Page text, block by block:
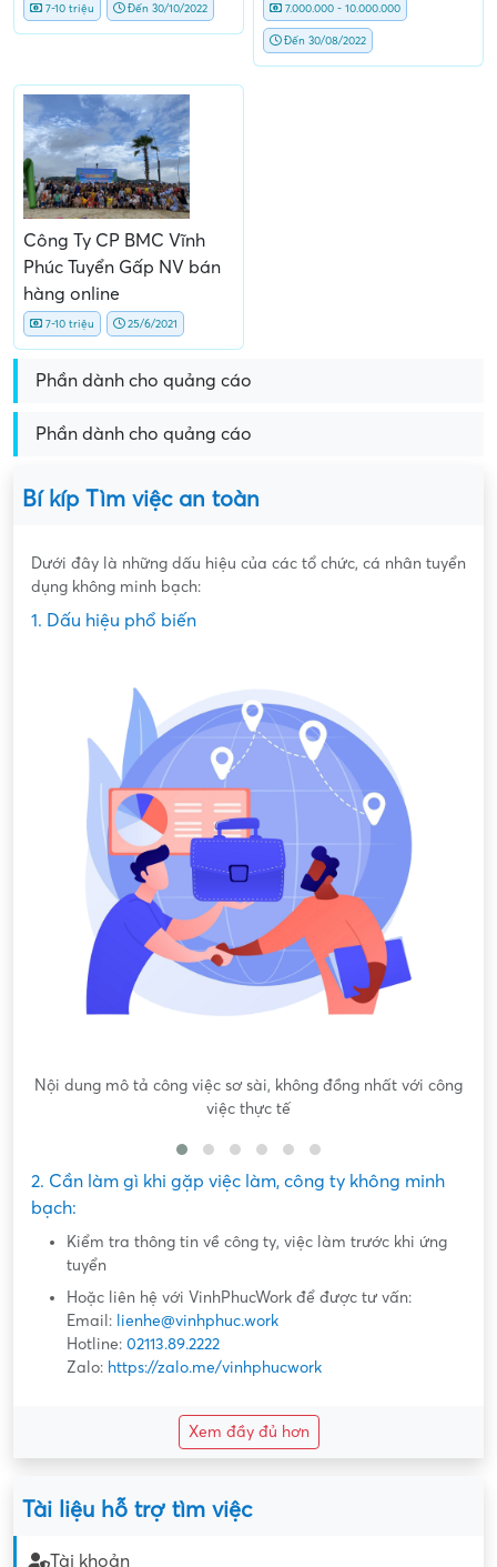
7-10 triệu Đến 30/10/2022 7.000.000 - 10.000.000
Đến 30/08/2022
Công Ty CP BMC Vĩnh
Phúc Tuyển Gấp NV bán
hàng online
7-10 triệu 25/6/2021
Phần dành cho quảng cáo
Phần dành cho quảng cáo
Bí kíp Tìm việc an toàn
Dưới đây là những dấu hiệu của các tổ chức, cá nhân tuyển
dụng không minh bạch:
1. Dấu hiệu phổ biến
Nội dung mô tả công việc sơ sài, không đồng nhất với công
việc thực tế
2. Cần làm gì khi gặp việc làm, công ty không minh
bạch:
Kiểm tra thông tin về công ty, việc làm trước khi ứng
tuyển
Hoặc liên hệ với VinhPhucWork để được tư vấn:
Email: lienhe@vinhphuc.work
Hotline: 02113.89.2222
Zalo: https://zalo.me/vinhphucwork
Xem đầy đủ hơn
Tài liệu hỗ trợ tìm việc
Tài khoản